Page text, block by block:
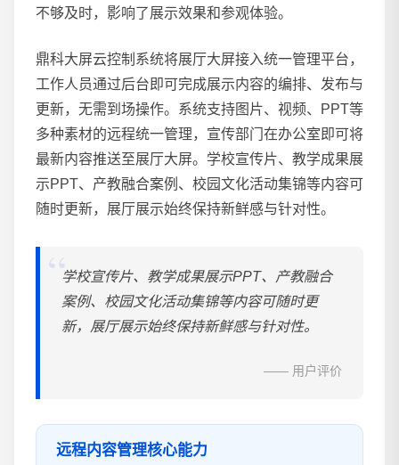
不够及时，影响了展示效果和参观体验。
鼎科大屏云控制系统将展厅大屏接入统一管理平台，
工作人员通过后台即可完成展示内容的编排、发布与
更新，无需到场操作。系统支持图片、视频、PPT等
多种素材的远程统一管理，宣传部门在办公室即可将
最新内容推送至展厅大屏。学校宣传片、教学成果展
示PPT、产教融合案例、校园文化活动集锦等内容可
随时更新，展厅展示始终保持新鲜感与针对性。
学校宣传片、教学成果展示PPT、产教融合
案例、校园文化活动集锦等内容可随时更
新，展厅展示始终保持新鲜感与针对性。
—— 用户评价
远程内容管理核心能力